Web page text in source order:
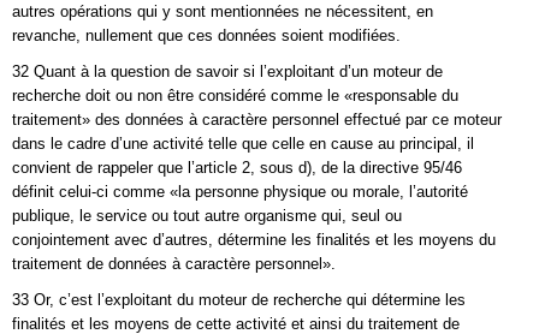
autres opérations qui y sont mentionnées ne nécessitent, en
revanche, nullement que ces données soient modifiées.
32 Quant à la question de savoir si l’exploitant d’un moteur de
recherche doit ou non être considéré comme le «responsable du
traitement» des données à caractère personnel effectué par ce moteur
dans le cadre d’une activité telle que celle en cause au principal, il
convient de rappeler que l’article 2, sous d), de la directive 95/46
définit celui-ci comme «la personne physique ou morale, l’autorité
publique, le service ou tout autre organisme qui, seul ou
conjointement avec d’autres, détermine les finalités et les moyens du
traitement de données à caractère personnel».
33 Or, c’est l’exploitant du moteur de recherche qui détermine les
finalités et les moyens de cette activité et ainsi du traitement de